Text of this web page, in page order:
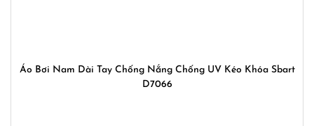
Áo Bơi Nam Dài Tay Chống Nắng Chống UV Kéo Khóa Sbart
D7066